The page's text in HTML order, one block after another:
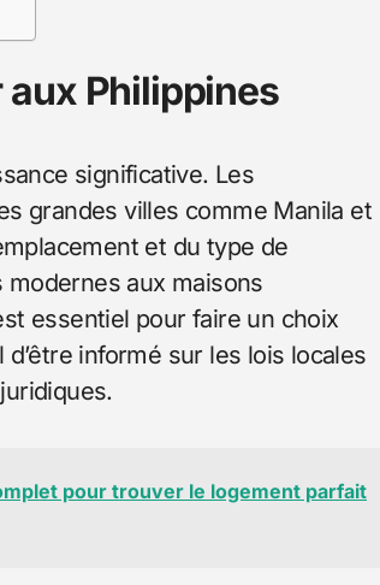
Philippines
significative. Les
grandes villes comme Manila et
et du type de
aux maisons
essentiel pour faire un choix
informé sur les lois locales
pour trouver le logement parfait